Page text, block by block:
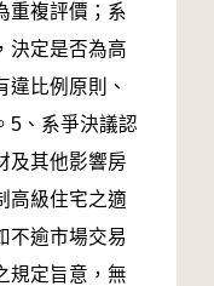
重複評價；系
決定是否為高
違比例原則、
5、系爭決議認
及其他影響房
高級住宅之適
逾市場交易
規定旨意，無